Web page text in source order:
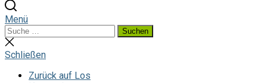
Menü
Suchen
nach:
Suchen
Suche
schließen
Schließen
Zurück auf Los